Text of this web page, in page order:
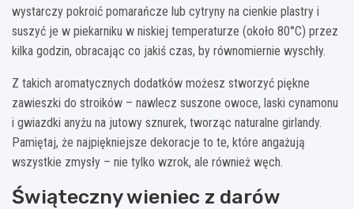
wystarczy pokroić pomarańcze lub cytryny na cienkie plastry i
suszyć je w piekarniku w niskiej temperaturze (około 80°C) przez
kilka godzin, obracając co jakiś czas, by równomiernie wyschły.
Z takich aromatycznych dodatków możesz stworzyć piękne
zawieszki do stroików – nawlecz suszone owoce, laski cynamonu
i gwiazdki anyżu na jutowy sznurek, tworząc naturalne girlandy.
Pamiętaj, że najpiękniejsze dekoracje to te, które angażują
wszystkie zmysły – nie tylko wzrok, ale również węch.
Świąteczny wieniec z darów